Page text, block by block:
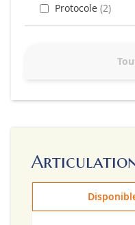
Protocole 2